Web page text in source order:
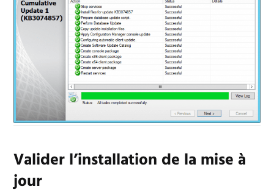
Valider l’installation de la mise à
jour